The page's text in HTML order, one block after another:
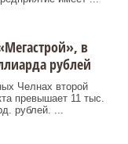
в
рублей
Челнах второй
превышает 11 тыс.
рублей. ...